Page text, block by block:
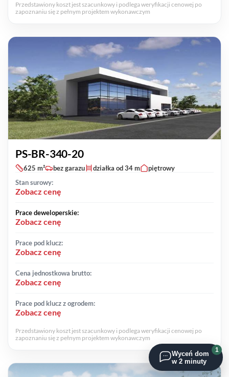
Przedstawiony koszt jest szacunkowy i podlega weryfikacji cenowej po
zapoznaniu się z pełnym projektem wykonawczym
PS-BR-340-20
625 m² bez garazu działka od 34 m
piętrowy
Stan surowy:
Zobacz cenę
Prace deweloperskie:
Zobacz cenę
Prace pod klucz:
Zobacz cenę
Cena jednostkowa brutto:
Zobacz cenę
Prace pod klucz z ogrodem:
Zobacz cenę
Przedstawiony koszt jest szacunkowy i podlega weryfikacji cenowej po
zapoznaniu się z pełnym projektem wykonawczym
1
Wyceń dom
w 2 minuty